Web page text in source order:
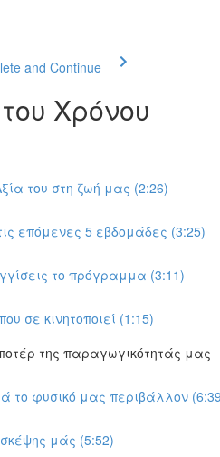
and Continue
Χρόνου
του στη ζωή μας (2:26)
επόμενες 5 εβδομάδες (3:25)
το πρόγραμμα (3:11)
σε κινητοποιεί (1:15)
της παραγωγικότητάς
το φυσικό μας περιβάλλον
μάς (5:52)